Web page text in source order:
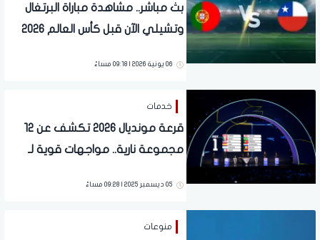
بث مباشر.. مشاهدة مباراة البرتغال
وتشيلي الآن قبل كأس العالم 2026
06 يونية 2026 | 09:18 مساءً
خدمات
قرعة مونديال 2026 تكشف عن 12
مجموعة نارية.. مواجهات قوية لـ
05 ديسمبر 2025 | 09:28 مساءً
منوعات